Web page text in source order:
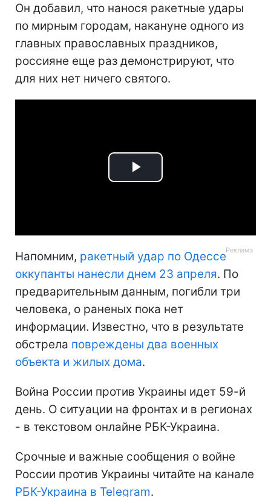
Он добавил, что нанося ракетные удары
по мирным городам, накануне одного из
главных православных праздников,
россияне еще раз демонстрируют, что
для них нет ничего святого.
Play
Напомним, ракетный удар по Одессе
оккупанты нанесли днем 23 апреля. По
предварительным данным, погибли три
человека, о раненых пока нет
информации. Известно, что в результате
обстрела повреждены два военных
объекта и жилых дома.
Война России против Украины идет 59-й
день. О ситуации на фронтах и в регионах
- в текстовом онлайне РБК-Украина.
Срочные и важные сообщения о войне
России против Украины читайте на канале
РБК-Украина в Telegram.